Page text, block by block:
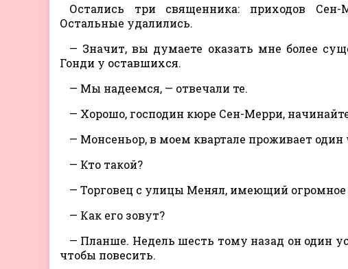
Остались три священника: приходов
Остальные удалились.
— Значит, вы думаете оказать мне более
Гонди у оставшихся.
— Мы надеемся, — отвечали те.
— Хорошо, господин кюре Сен-Мерри,
— Монсеньор, в моем квартале проживает
— Кто такой?
— Торговец с улицы Менял, имеющий огромное
— Как его зовут?
— Планше. Недель шесть тому назад он один
чтобы повесить.